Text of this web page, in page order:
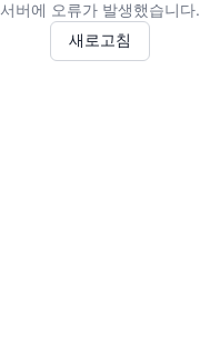
서버에 오류가 발생했습니다.
새로고침